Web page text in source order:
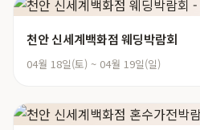
천안 신세계백화점 웨딩박람회
04월 18일(토) ~ 04월 19일(일)